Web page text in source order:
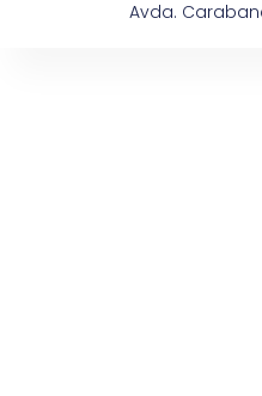
Avda.